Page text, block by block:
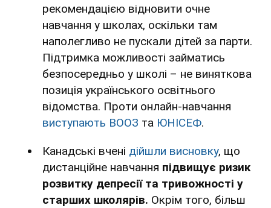
рекомендацією відновити очне
навчання у школах, оскільки там
наполегливо не пускали дітей за парти.
Підтримка можливості займатись
безпосередньо у школі – не виняткова
позиція українського освітнього
відомства. Проти онлайн-навчання
виступають ВООЗ та ЮНІСЕФ.
Канадські вчені дійшли висновку, що
дистанційне навчання підвищує ризик
розвитку депресії та тривожності у
старших школярів. Окрім того, більш